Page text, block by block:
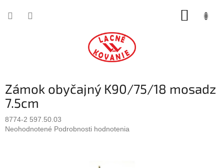
Zámok obyčajný K90/75/18 mosadz
7.5cm
8774-2 597.50.03
Priemerné
Neohodnotené Podrobnosti hodnotenia